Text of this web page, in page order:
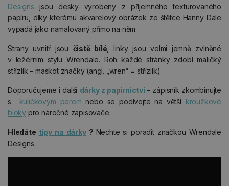
Designs jsou desky vyrobeny z příjemného texturovaného
papíru, díky kterému akvarelový obrázek ze štětce Hanny Dale
vypadá jako namalovaný přímo na něm.
Strany uvnitř jsou čistě bílé , linky jsou velmi jemně zvlněné
v ležérním stylu Wrendale. Roh každé stránky zdobí maličký
střízlík – maskot značky (angl. „wren“ = střízlík).
Doporučujeme i další dárky z papírnictví– zápisník zkombinujte
s kuličkovým perem nebo se podívejte na větší kroužkové
bloky pro náročné zapisovače.
Hledáte tipy na dárky? Nechte si poradit značkou Wrendale
Designs: